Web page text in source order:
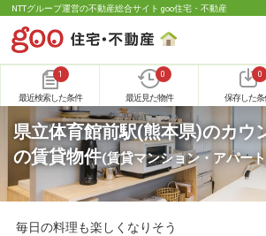
NTTグループ運営の不動産総合サイト goo住宅・不動産
1
最近検索した条件
0
最近見た物件
0
保存した条
県立体育館前駅(熊本県)のカウ
の賃貸物件(賃貸マンション・アパー
毎日の料理も楽しくなりそう